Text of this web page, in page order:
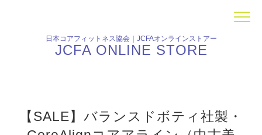
日本コアフィットネス協会｜JCFAオンラインストアー
JCFA ONLINE STORE
【SALE】バランスドボティ社製・